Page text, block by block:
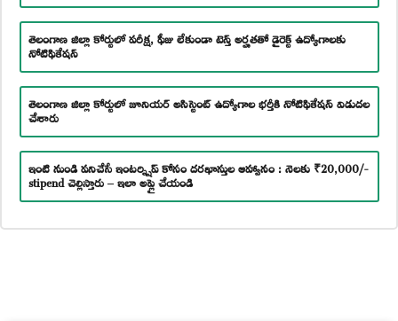
తెలంగాణ జిల్లా కోర్టులో పరీక్ష, ఫీజు లేకుండా టెన్త్ అర్హతతో డైరెక్ట్ ఉద్యోగాలకు
నోటిఫికేషన్
తెలంగాణ జిల్లా కోర్టులో జూనియర్ అసిస్టెంట్ ఉద్యోగాల భర్తీకి నోటిఫికేషన్ విడుదల
చేశారు
ఇంటి నుండి పనిచేసే ఇంటర్న్షిప్ కోసం దరఖాస్తుల ఆహ్వానం : నెలకు ₹20,000/-
stipend చెల్లిస్తారు – ఇలా అప్లై చేయండి